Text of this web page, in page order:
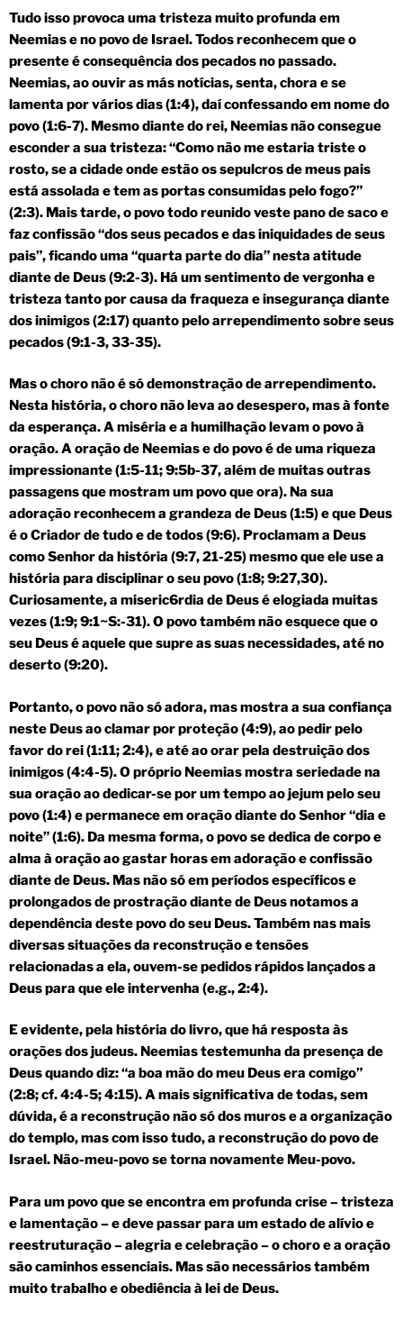
Tudo isso provoca uma tristeza muito profunda em
Neemias e no povo de Israel. Todos reconhecem que o
presente é consequência dos pecados no passado.
Neemias, ao ouvir as más notícias, senta, chora e se
lamenta por vários dias (1:4), daí confessando em nome do
povo (1:6-7). Mesmo diante do rei, Neemias não consegue
esconder a sua tristeza: “Como não me estaria triste o
rosto, se a cidade onde estão os sepulcros de meus pais
está assolada e tem as portas consumidas pelo fogo?”
(2:3). Mais tarde, o povo todo reunido veste pano de saco e
faz confissão “dos seus pecados e das iniquidades de seus
pais”, ficando uma “quarta parte do dia” nesta atitude
diante de Deus (9:2-3). Há um sentimento de vergonha e
tristeza tanto por causa da fraqueza e insegurança diante
dos inimigos (2:17) quanto pelo arrependimento sobre seus
pecados (9:1-3, 33-35).
Mas o choro não é só demonstração de arrependimento.
Nesta história, o choro não leva ao desespero, mas à fonte
da esperança. A miséria e a humilhação levam o povo à
oração. A oração de Neemias e do povo é de uma riqueza
impressionante (1:5-11; 9:5b-37, além de muitas outras
passagens que mostram um povo que ora). Na sua
adoração reconhecem a grandeza de Deus (1:5) e que Deus
é o Criador de tudo e de todos (9:6). Proclamam a Deus
como Senhor da história (9:7, 21-25) mesmo que ele use a
história para disciplinar o seu povo (1:8; 9:27,30).
Curiosamente, a miseric6rdia de Deus é elogiada muitas
vezes (1:9; 9:1~S:-31). O povo também não esquece que o
seu Deus é aquele que supre as suas necessidades, até no
deserto (9:20).
Portanto, o povo não só adora, mas mostra a sua confiança
neste Deus ao clamar por proteção (4:9), ao pedir pelo
favor do rei (1:11; 2:4), e até ao orar pela destruição dos
inimigos (4:4-5). O próprio Neemias mostra seriedade na
sua oração ao dedicar-se por um tempo ao jejum pelo seu
povo (1:4) e permanece em oração diante do Senhor “dia e
noite” (1:6). Da mesma forma, o povo se dedica de corpo e
alma à oração ao gastar horas em adoração e confissão
diante de Deus. Mas não só em períodos específicos e
prolongados de prostração diante de Deus notamos a
dependência deste povo do seu Deus. Também nas mais
diversas situações da reconstrução e tensões
relacionadas a ela, ouvem-se pedidos rápidos lançados a
Deus para que ele intervenha (e.g., 2:4).
E evidente, pela história do livro, que há resposta às
orações dos judeus. Neemias testemunha da presença de
Deus quando diz: “a boa mão do meu Deus era comigo”
(2:8; cf. 4:4-5; 4:15). A mais significativa de todas, sem
dúvida, é a reconstrução não só dos muros e a organização
do templo, mas com isso tudo, a reconstrução do povo de
Israel. Não-meu-povo se torna novamente Meu-povo.
Para um povo que se encontra em profunda crise – tristeza
e lamentação – e deve passar para um estado de alívio e
reestruturação – alegria e celebração – o choro e a oração
são caminhos essenciais. Mas são necessários também
muito trabalho e obediência à lei de Deus.